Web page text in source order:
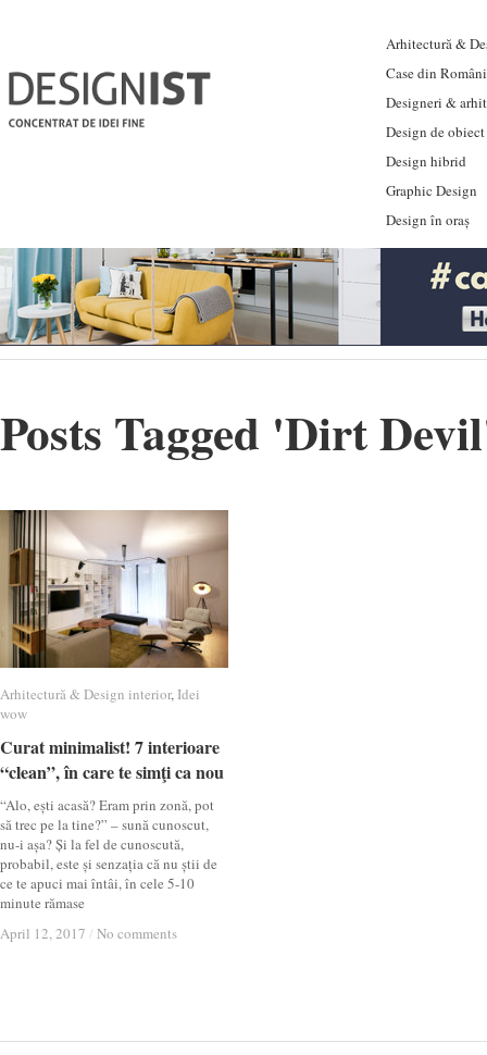
Arhitectură &
Case din
Designeri &
Design de obiect
Design hibrid
Graphic Design
Design în oraș
Posts Tagged 'Dirt Devil
Arhitectură & Design interior, Idei
wow
Curat minimalist! 7 interioare
“clean”, în care te simţi ca nou
“Alo, ești acasă? Eram prin zonă, pot
să trec pe la tine?” – sună cunoscut,
nu-i așa? Și la fel de cunoscută,
probabil, este și senzația că nu știi de
ce te apuci mai întâi, în cele 5-10
minute rămase
April 12, 2017 / No comments
Arhitectură & Design interior Idei
wow
Curat minimalist! 7 interioare
“clean”, în care te simţi ca nou
April 12, 2017 / No comments